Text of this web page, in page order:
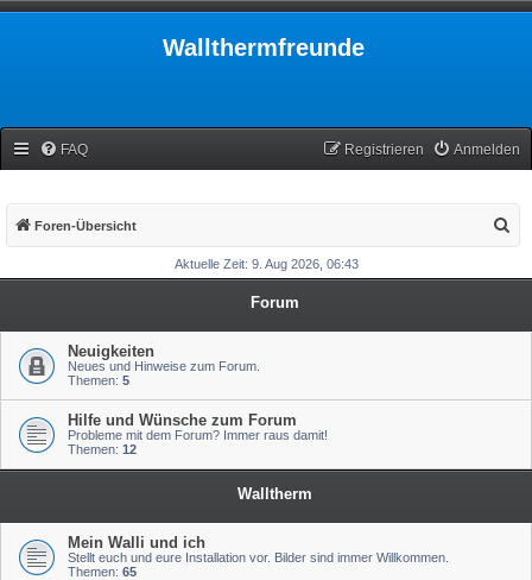
Wallthermfreunde
FAQ Anmelden
Registrieren
Foren-Übersicht
c
Aktuelle Zeit: 9. Aug 2026, 06:43
Forum
Neuigkeiten
Neues und Hinweise zum Forum.
Themen: 5
Hilfe und Wünsche zum Forum
Probleme mit dem Forum? Immer raus damit!
Themen: 12
Walltherm
Mein Walli und ich
Stellt euch und eure Installation vor. Bilder sind immer Willkommen.
Themen: 65